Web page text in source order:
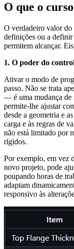
O que o
O verdadeiro valor do
definições ou a
permitem alcançar.
1. O poder do
Ativar o modo de
passo. Não se trata
— é uma mudança de
permite-lhe ajustar
desde a geometria e
carga e às regras de
não está limitado por
rígidos.
Por exemplo, em vez
novo projeto, pode
poupando horas de
adaptam
responsivo às